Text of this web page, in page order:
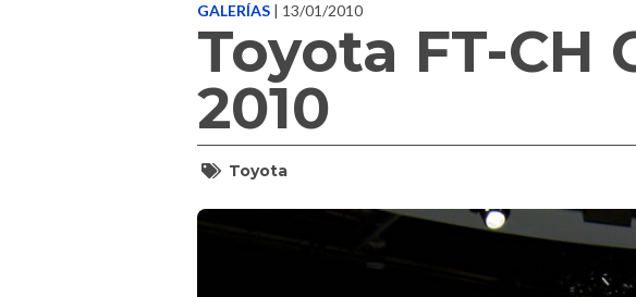
GALERÍAS | 13/01/2010
Toyota FT-
2010
Toyota